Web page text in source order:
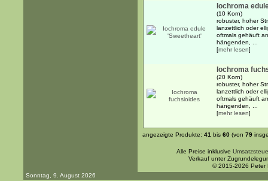
Iochroma
(10 Korn)
robuster, hoher
lanzettlich oder
oftmals gehäuft
hängenden, ...
[mehr lesen]
Iochroma
(20 Korn)
robuster, hoher
lanzettlich oder
oftmals gehäuft
hängenden, ...
[mehr lesen]
angezeigte Produkte: 41 bis 60 (von 79
Alle Preise inklusive
Verkauf unter
© 2015-2026 Peter
Sonntag, 9. August 2026